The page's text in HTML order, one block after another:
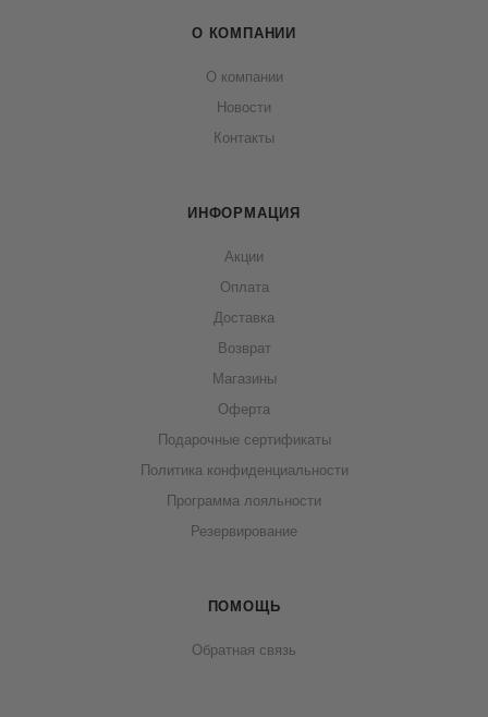
О КОМПАНИИ
О компании
Новости
Контакты
ИНФОРМАЦИЯ
Акции
Оплата
Доставка
Возврат
Магазины
Оферта
Подарочные сертификаты
Политика конфиденциальности
Программа лояльности
Резервирование
ПОМОЩЬ
Обратная связь